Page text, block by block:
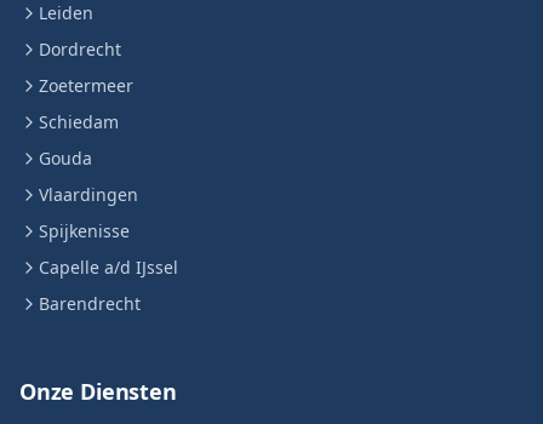
Leiden
Dordrecht
Zoetermeer
Schiedam
Gouda
Vlaardingen
Spijkenisse
Capelle a/d IJssel
Barendrecht
Onze Diensten